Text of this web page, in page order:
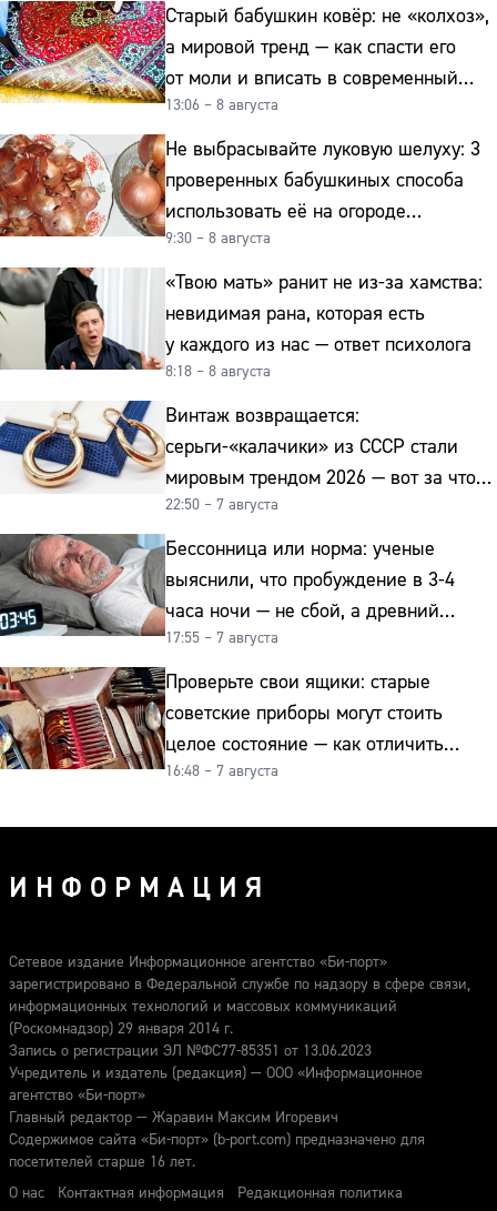
Старый бабушкин ковёр: не «колхоз»,
а мировой тренд — как спасти его
от моли и вписать в современный
интерьер
13:06 – 8 августа
Не выбрасывайте луковую шелуху: 3
проверенных бабушкиных способа
использовать её на огороде
и для здоровья этой зимой
9:30 – 8 августа
«Твою мать» ранит не из-за хамства:
невидимая рана, которая есть
у каждого из нас — ответ психолога
8:18 – 8 августа
Винтаж возвращается:
серьги-«калачики» из СССР стали
мировым трендом 2026 — вот за что
их ценят ювелиры
22:50 – 7 августа
Бессонница или норма: ученые
выяснили, что пробуждение в 3-4
часа ночи — не сбой, а древний
биологический ритм
17:55 – 7 августа
Проверьте свои ящики: старые
советские приборы могут стоить
целое состояние — как отличить
подделку от мельхиора
16:48 – 7 августа
ИНФОРМАЦИЯ
Сетевое издание Информационное агентство «Би-порт»
зарегистрировано в Федеральной службе по надзору в сфере связи,
информационных технологий и массовых коммуникаций
(Роскомнадзор) 29 января 2014 г.
Запись о регистрации ЭЛ №ФС77-85351 от 13.06.2023
Учредитель и издатель (редакция) — ООО «Информационное
агентство «Би-порт»
Главный редактор — Жаравин Максим Игоревич
Содержимое сайта «Би-порт» (b-port.com) предназначено для
посетителей старше 16 лет.
О нас
Контактная информация Редакционная политика